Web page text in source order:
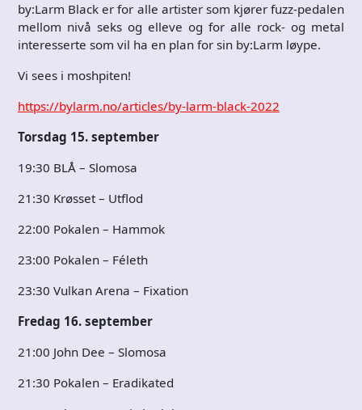
by:Larm Black er for alle artister som kjører fuzz-pedalen
mellom nivå seks og elleve og for alle rock- og metal
interesserte som vil ha en plan for sin by:Larm løype.
Vi sees i moshpiten!
https://bylarm.no/articles/by-larm-black-2022
Torsdag 15. september
19:30 BLÅ – Slomosa
21:30 Krøsset – Utflod
22:00 Pokalen – Hammok
23:00 Pokalen – Féleth
23:30 Vulkan Arena – Fixation
Fredag 16. september
21:00 John Dee – Slomosa
21:30 Pokalen – Eradikated